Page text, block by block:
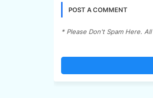
POST A COMMENT
* Please Don't Spam Here.